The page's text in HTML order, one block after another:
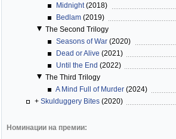
Midnight(2018)
Bedlam (2019)
The Second Trilogy
Seasons of War (2020)
Dead or Alive (2021)
Until the End (2022)
The Third Trilogy
A Mind Full of Murder (2024)
+ Skulduggery Bites (2020)
Номинации на премии: